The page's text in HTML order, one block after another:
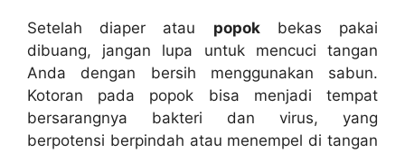
Setelah diaper atau popokbekas pakai
dibuang, jangan lupa untuk mencuci tangan
Anda dengan bersih menggunakan sabun.
Kotoran pada popok bisa menjadi tempat
bersarangnya bakteri dan virus, yang
berpotensi berpindah atau menempel di tangan